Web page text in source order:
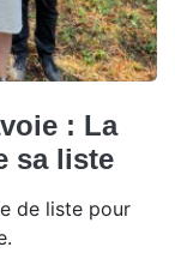
: La
sa liste
de liste pour